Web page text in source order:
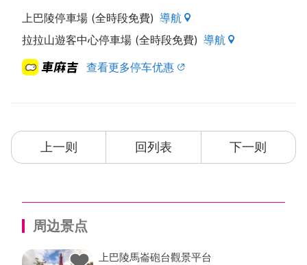
上巴陵停車場 (全時段免費) 導航
拉拉山遊客中心停車場 (全時段免費) 導航
查看更多停车优惠
上一则 回列表 下一则
周边景点
上巴陵馬崙砲台觀景平台